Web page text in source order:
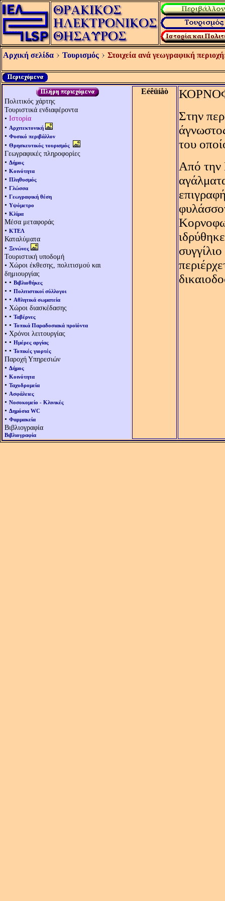
Αρχική σελίδα Τουρισμός Στοιχεία ανά γεωγραφική
Πολιτικός χάρτης
Τουριστικά ενδιαφέροντα
• Ιστορία
• Αρχιτεκτονική
• Φυσικό περιβάλλον
• Θρησκευτικός τουρισμός
Γεωγραφικές πληροφορίες
• Δήμος
• Κοινότητα
• Πληθυσμός
• Γλώσσα
• Γεωγραφική θέση
• Υψόμετρο
• Κλίμα
Μέσα μεταφοράς
• ΚΤΕΛ
Καταλύματα
• Ξενώνες
Τουριστική υποδομή
• Χώροι έκθεσης, πολιτισμού και
δημιουργίας
• • Βιβλιοθήκες
• • Πολιτιστικοί σύλλογοι
• • Αθλητικά σωματεία
• Χώροι διασκέδασης
• • Ταβέρνες
• • Τοπικά Παραδοσιακά προϊόντα
• Χρόνοι λειτουργίας
• • Ημέρες αργίας
• • Τοπικές γιορτές
Παροχή Υπηρεσιών
• Δήμος
• Κοινότητα
• Ταχυδρομεία
• Ασφάλειες
• Νοσοκομείο - Κλινικές
• Δημόσια WC
• Φαρμακεία
Βιβλιογραφία
Βιβλιογραφία
Eéêüíåò
Στην
του
Aπό την